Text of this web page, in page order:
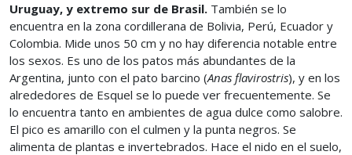
Uruguay, y extremo sur de Brasil. También se lo
encuentra en la zona cordillerana de Bolivia, Perú, Ecuador y
Colombia. Mide unos 50 cm y no hay diferencia notable entre
los sexos. Es uno de los patos más abundantes de la
Argentina, junto con el pato barcino (Anas flavirostris), y en los
alrededores de Esquel se lo puede ver frecuentemente. Se
lo encuentra tanto en ambientes de agua dulce como salobre.
El pico es amarillo con el culmen y la punta negros. Se
alimenta de plantas e invertebrados. Hace el nido en el suelo,